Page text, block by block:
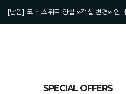
[남원] 코너 스위트 양실 ※객실 변경※ 안내
SPECIAL OFFERS